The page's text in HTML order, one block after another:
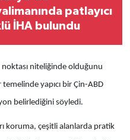
patlayıcı
İHA bulundu
niteliğinde olduğunu
yapıcı bir Çin-ABD
belirlediğini söyledi.
koruma, çeşitli alanlarda pratik